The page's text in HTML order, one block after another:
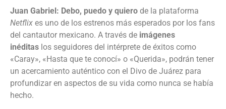
Juan Gabriel: Debo, puedo y quiero de la plataforma
Netflix es uno de los estrenos más esperados por los fans
del cantautor mexicano. A través de imágenes
inéditas los seguidores del intérprete de éxitos como
«Caray», «Hasta que te conocí» o «Querida», podrán tener
un acercamiento auténtico con el Divo de Juárez para
profundizar en aspectos de su vida como nunca se había
hecho.